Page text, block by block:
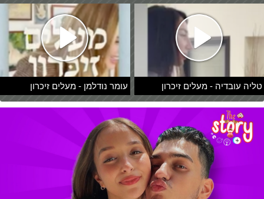
טליה עובדיה - מעלים זיכרון עומר נודלמן - מעלים זיכרון